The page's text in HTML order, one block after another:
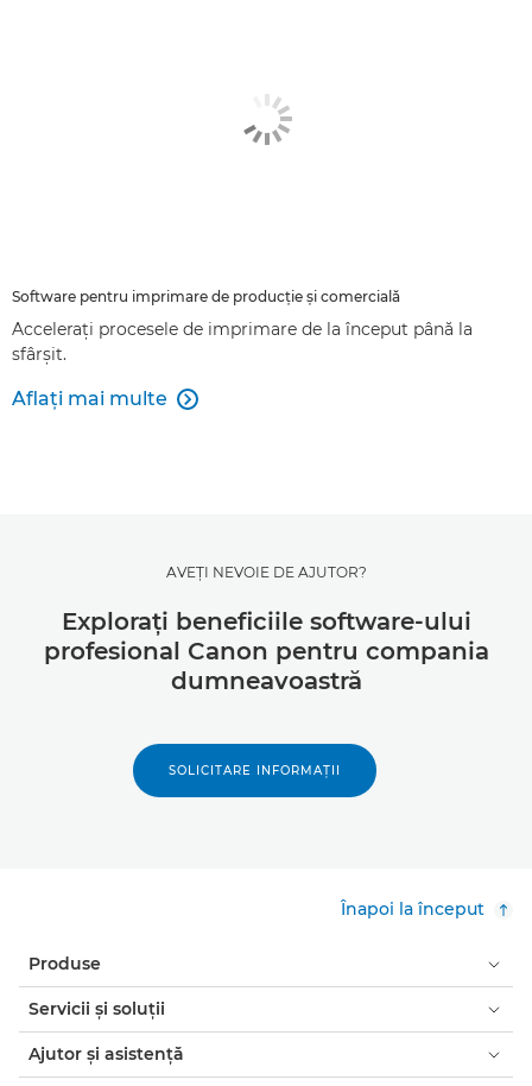
Software pentru imprimare de producţie şi comercială
Acceleraţi procesele de imprimare de la început până la
sfârşit.
Aflaţi mai multe 
AVEŢI NEVOIE DE AJUTOR?
Exploraţi beneficiile software-ului
profesional Canon pentru compania
dumneavoastră
SOLICITARE INFORMAŢII
Înapoi la început
Produse
Servicii şi soluţii
Ajutor şi asistenţă